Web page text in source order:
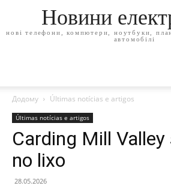
Новини
нові телефони, компютери, ноутбуки,
автомобілі
Додому Últimas notícias e artigos
Últimas notícias e artigos
Carding Mill
no lixo
28.05.2026